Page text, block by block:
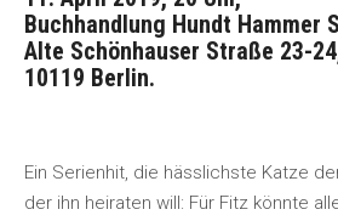
Buchhandlung Hundt Hammer
Alte Schönhauser Straße 23-
10119 Berlin.
Ein Serienhit, die hässlichste Katze
der ihn heiraten will: Für Fitz könnte